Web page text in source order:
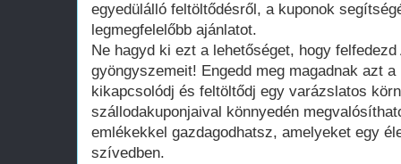
egyedülálló feltöltődésről, a kuponok
legmegfelelőbb ajánlatot.
Ne hagyd ki ezt a lehetőséget, hogy
gyöngyszemeit! Engedd meg magadnak azt
kikapcsolódj és feltöltődj egy varázslatos
szállodakuponjaival könnyedén
emlékekkel gazdagodhatsz, amelyeket egy
szívedben.